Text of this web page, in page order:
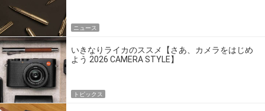
ニュース
いきなりライカのススメ【さあ、カメラをはじめ
よう 2026 CAMERA STYLE】
トピックス